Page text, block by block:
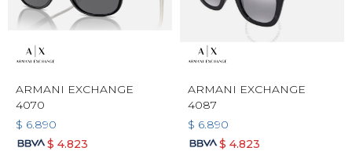
ARMANI EXCHANGE
4070
$ 6.890
$ 4.823
ARMANI EXCHANGE
4087
$ 6.890
$ 4.823